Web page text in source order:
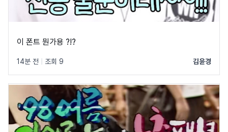
이 폰트 뭔가용 ?!?
14분 전 조회 9 김윤경